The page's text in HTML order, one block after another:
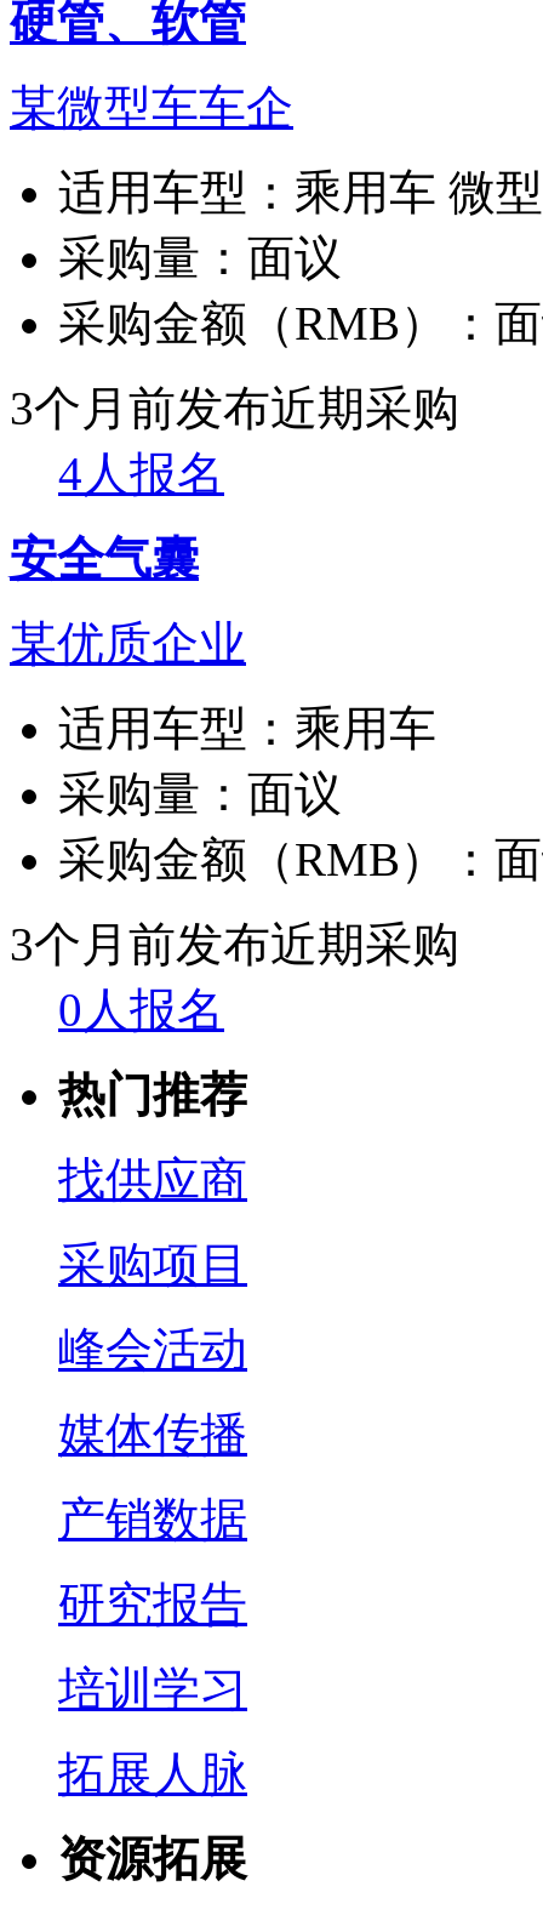
硬管、软管
某微型车车企
适用车型： 乘用车 微
采购量： 面议
采购金额（RMB）：
3个月前发布近期采购
4人报名
安全气囊
某优质企业
适用车型： 乘用车
采购量： 面议
采购金额（RMB）：
3个月前发布近期采购
0人报名
热门推荐
找供应商
采购项目
峰会活动
媒体传播
产销数据
研究报告
培训学习
拓展人脉
资源拓展